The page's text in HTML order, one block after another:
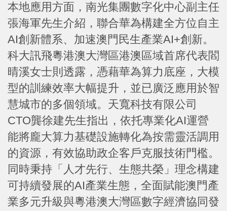
本地應用方面，南光集團數字化中心副主任
張海軍先生介紹，聯合華為構建全方位自主
AI創新體系、加速澳門民生產業AI+創新。
科大訊飛粵港澳大灣區港澳區域首席代表閻
晴溪女士則透露，憑藉華為算力底座，大模
型的訓練效率大幅提升，並已廣泛應用於智
慧城市的多個領域。天寬科技有限公司
CTO龔徐建先生指出，依托專業化AI運營
能將龐大算力基礎設施轉化為按需靈活調用
的資源，有效協助政企客戶克服技術門檻。
同時秉持「人才先行、生態共榮」理念構建
可持續發展的AI產業生態，全面賦能澳門產
業多元升級與粵港澳大灣區數字經濟協同發